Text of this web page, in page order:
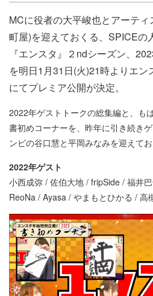
MCに役者の大平峻也とアーテ
町屋)を迎えておくる、SPICEの
『エンスタ』２ndシーズン、
を明日1月31日(火)21時よりエ
にてプレミア公開が決定。
2022年ゲストトークの総集編と、も
書初めコーナーを、昨年に引き続き
ンビの谷口慧と平岡みなみを迎えてお
2022年ゲスト
小西成弥 / 佐伯大地 / fripSide / 福井
ReoNa / Ayasa / やまもとひかる / 高